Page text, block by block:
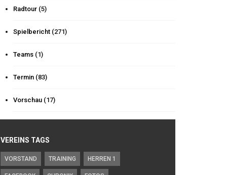
Radtour (5)
Spielbericht (271)
Teams (1)
Termin (83)
Vorschau (17)
VEREINS TAGS
VORSTAND TRAINING HERREN 1